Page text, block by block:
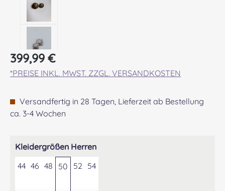
Regulärer Preis:
399,99 €
*PREISE INKL. MWST. ZZGL. VERSANDKOSTEN
Versandfertig in 28 Tagen, Lieferzeit ab Bestellung
ca. 3-4 Wochen
Kleidergrößen Herrenauswählen
44 46 48 50 52 54